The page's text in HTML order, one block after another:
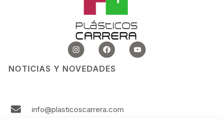
I
n
s
t
a
F
a
c
e
b
Y
o
u
NOTICIAS Y NOVEDADES
info@plasticoscarrera.com